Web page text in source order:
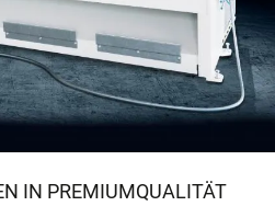
IN PREMIUMQUALITÄT